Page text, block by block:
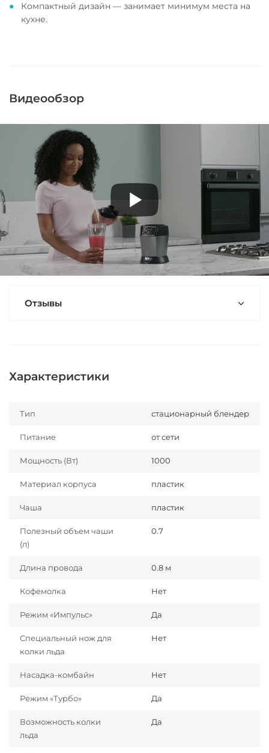
Компактный дизайн — занимает минимум места на
кухне.
Видеообзор
Отзывы
Характеристики
Тип стационарный блендер
Питание от сети
Мощность (Вт) 1000
Материал корпуса пластик
Чаша пластик
Полезный объем чаши
(л)
0.7
Длина провода 0.8 м
Кофемолка Нет
Режим «Импульс» Да
Специальный нож для
колки льда
Нет
Насадка-комбайн Нет
Режим «Турбо» Да
Возможность колки
льда
Да